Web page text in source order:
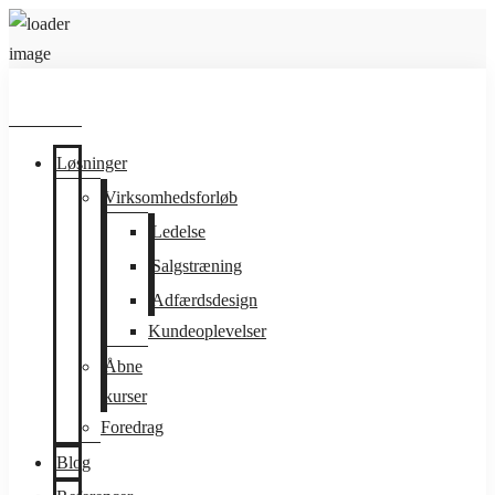
Løsninger
Virksomhedsforløb
Ledelse
Salgstræning
Adfærdsdesign
Kundeoplevelser
Åbne
kurser
Foredrag
Blog